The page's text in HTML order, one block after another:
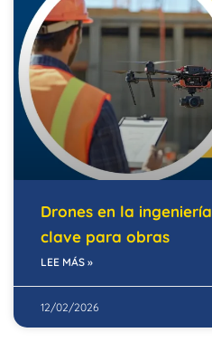
Drones en la
clave para obras
LEE MÁS »
12/02/2026